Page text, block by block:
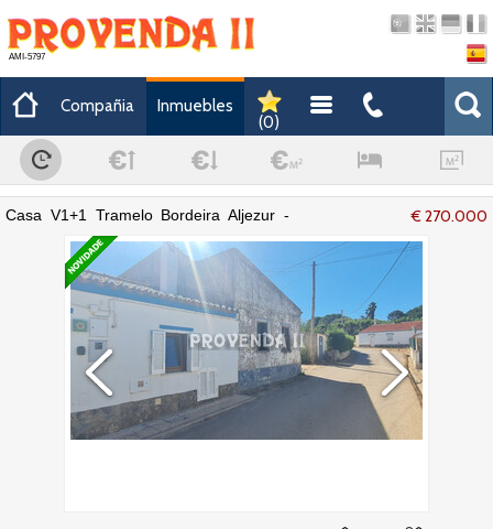
AMI-5797
Compañia
Inmuebles
(0)
€ 270.000
Casa V1+1 Tramelo Bordeira Aljezur -
excelente ubicación